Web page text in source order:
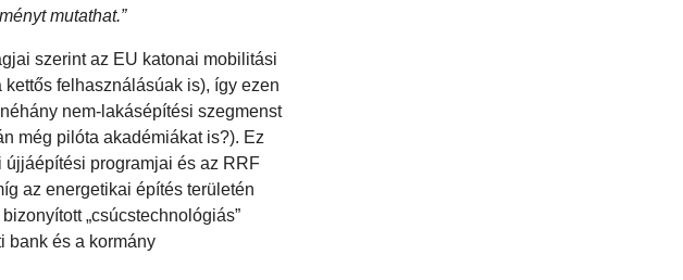
mutathat.”
szerint az EU katonai mobilitási
felhasználásúak is), így ezen
nem-lakásépítési szegmenst
még pilóta akadémiákat is?). Ez
programjai és az RRF
az energetikai építés területén
„csúcstechnológiás”
bank és a kormány